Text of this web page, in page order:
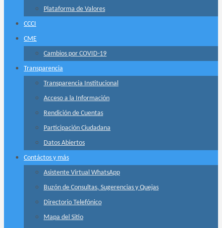
Plataforma de Valores
CCCI
CME
Cambios por COVID-19
Transparencia
Transparencia Institucional
Acceso a la Información
Rendición de Cuentas
Participación Ciudadana
Datos Abiertos
Contáctos y más
Asistente Virtual WhatsApp
Buzón de Consultas, Sugerencias y Quejas
Directorio Telefónico
Mapa del Sitio